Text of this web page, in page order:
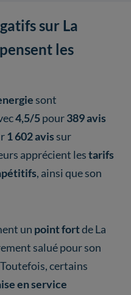
sur La
les
sont
4,5/5pour389 avis
1 602 avis sur
apprécient lestarifs
, ainsi que son
un point fortde La
salué pour son
certains
en service